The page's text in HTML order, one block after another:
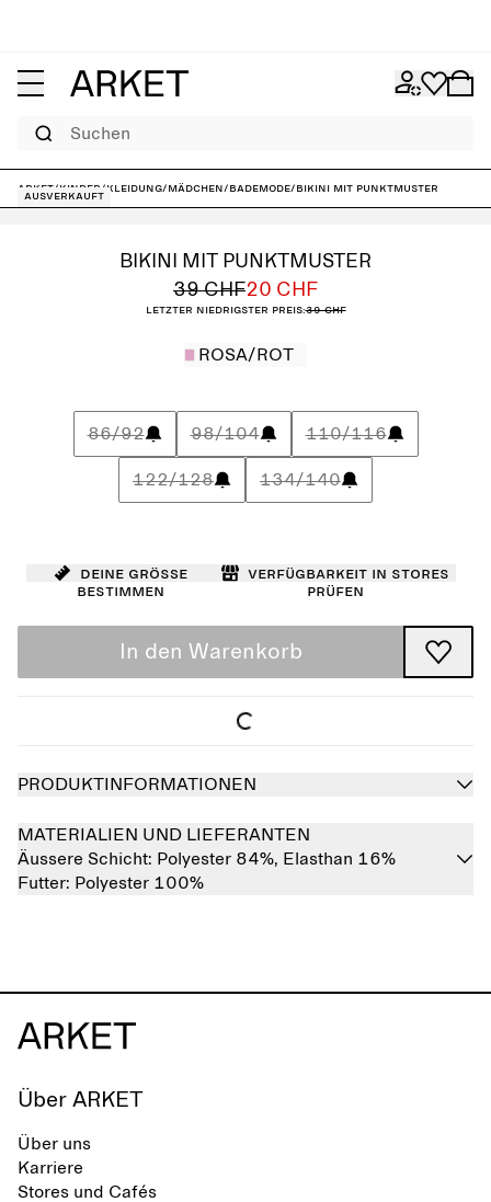
Suchen
ARKET/Kinder /Kleidung/Mädchen/Bademode/Bikini mit Punktmuster
Ausverkauft
BIKINI MIT PUNKTMUSTER
39 CHF20 CHF
Letzter niedrigster Preis:39 CHF
ROSA/ROT
86/92 98/104 110/116
122/128 134/140
Deine Größe
bestimmen
Verfügbarkeit in Stores
prüfen
In den Warenkorb
PRODUKTINFORMATIONEN
MATERIALIEN UND LIEFERANTEN
Äussere Schicht: Polyester 84%, Elasthan 16%
Futter: Polyester 100%
Über ARKET
Über uns
Karriere
Stores und Cafés